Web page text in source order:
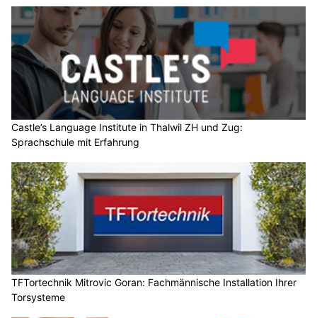
Castle’s Language Institute in Thalwil ZH und Zug:
Sprachschule mit Erfahrung
TFTortechnik Mitrovic Goran: Fachmännische Installation Ihrer
Torsysteme